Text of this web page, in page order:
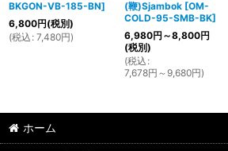
BKGON-VB-185-BN]
6,800円(税別)
(税込 : 7,480円)
(鞭)Sjambok [OM-
COLD-95-SMB-BK]
6,980円 ～8,800円
(税別)
(税込 :
7,678円 ～9,680円)
ホーム